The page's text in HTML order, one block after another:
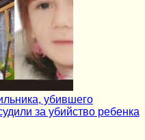
убившего
за убийство ребенка